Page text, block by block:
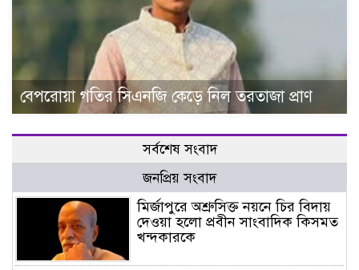
বেপরোয়া গতির সিএনজি কেড়ে নিল তরতাজা প্রাণ
সর্বশেষ সংবাদ
জনপ্রিয় সংবাদ
মির্জাপুরে অশ্রুসিক্ত নয়নে চির বিদায়
দেওয়া হলো প্রবীন সাংবাদিক কিসমত
খন্দকারকে